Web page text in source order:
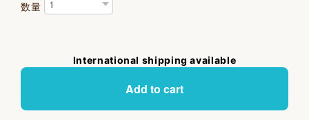
数量
International shipping available
Add to cart